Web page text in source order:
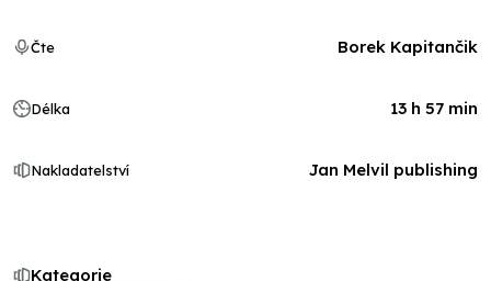
Kategorie
Čte Borek Kapitančik
Délka 13 h 57 min
Nakladatelství Jan Melvil publishing